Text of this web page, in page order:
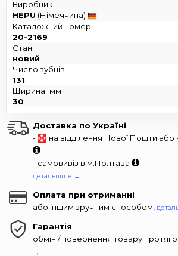
Виробник
HEPU (Німеччина)
Каталожний номер
20-2169
Стан
новий
Число зубців
131
Ширина [мм]
30
Доставка по Україні
-
на відділення Нової Пошти
- самовивіз в м.Полтава
детальніше →
Оплата при отриманні
або іншим зручним способом,
Гарантія
обмін / повернення товару протягом
→